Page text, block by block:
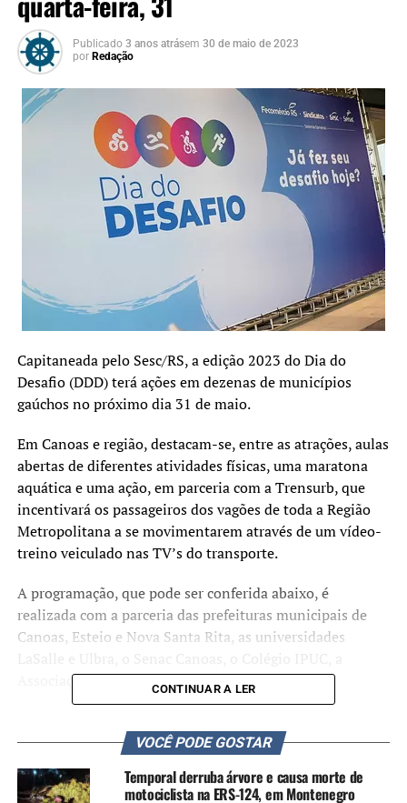
Publicado 3 anos atrásem 30 de maio de 2023
por Redação
Capitaneada pelo Sesc/RS, a edição 2023 do Dia do
Desafio (DDD) terá ações em dezenas de municípios
gaúchos no próximo dia 31 de maio.
Em Canoas e região, destacam-se, entre as atrações, aulas
abertas de diferentes atividades físicas, uma maratona
aquática e uma ação, em parceria com a Trensurb, que
incentivará os passageiros dos vagões de toda a Região
Metropolitana a se movimentarem através de um vídeo-
treino veiculado nas TV’s do transporte.
A programação, que pode ser conferida abaixo, é
realizada com a parceria das prefeituras municipais de
Canoas, Esteio e Nova Santa Rita, as universidades
Associação Pestolazzi e a Brigada Militar.
ensino também são convidadas a integrarem o projeto.
Nesta edição do Dia do Desafio, a ideia é estimular o
compartilhamento das ações.
CONTINUAR A LER
VOCÊ PODE GOSTAR
Temporal derruba árvore e causa morte de
motociclista na ERS-124, em Montenegro